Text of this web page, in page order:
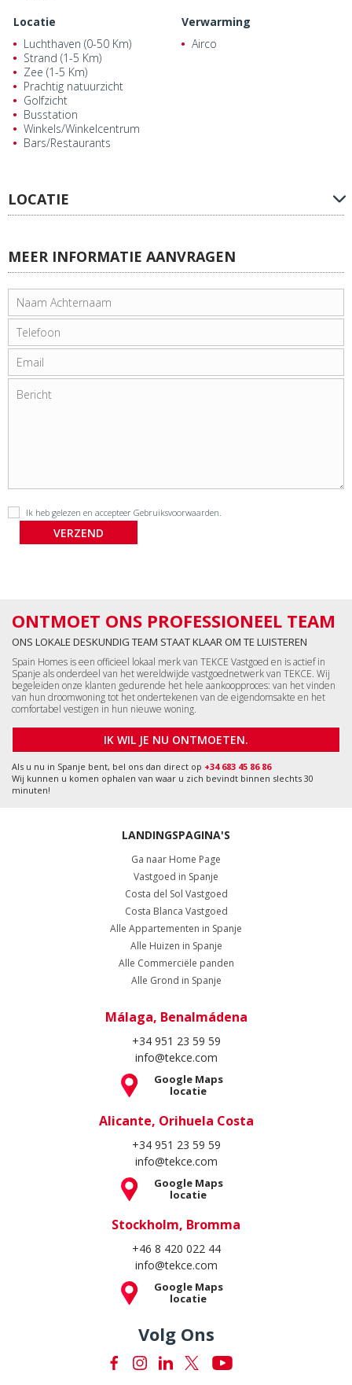
Locatie
Luchthaven (0-50 Km)
Strand (1-5 Km)
Zee (1-5 Km)
Prachtig natuurzicht
Golfzicht
Busstation
Winkels/Winkelcentrum
Bars/Restaurants
Verwarming
Airco
LOCATIE
MEER INFORMATIE AANVRAGEN
Ik heb gelezen en accepteer Gebruiksvoorwaarden.
ONTMOET ONS PROFESSIONEEL TEAM
ONS LOKALE DESKUNDIG TEAM STAAT KLAAR OM TE LUISTEREN
Spain Homes is een officieel lokaal merk van TEKCE Vastgoed en is actief in
Spanje als onderdeel van het wereldwijde vastgoednetwerk van TEKCE. Wij
begeleiden onze klanten gedurende het hele aankoopproces: van het vinden
van hun droomwoning tot het ondertekenen van de eigendomsakte en het
comfortabel vestigen in hun nieuwe woning.
IK WIL JE NU ONTMOETEN.
Als u nu in Spanje bent, bel ons dan direct op +34 683 45 86 86
Wij kunnen u komen ophalen van waar u zich bevindt binnen slechts 30
minuten!
LANDINGSPAGINA'S
Ga naar Home Page
Vastgoed in Spanje
Costa del Sol Vastgoed
Costa Blanca Vastgoed
Alle Appartementen in Spanje
Alle Huizen in Spanje
Alle Commerciële panden
Alle Grond in Spanje
Málaga, Benalmádena
+34 951 23 59 59
info@tekce.com
Google Maps
locatie
Alicante, Orihuela Costa
+34 951 23 59 59
info@tekce.com
Google Maps
locatie
Stockholm, Bromma
+46 8 420 022 44
info@tekce.com
Google Maps
locatie
Volg Ons